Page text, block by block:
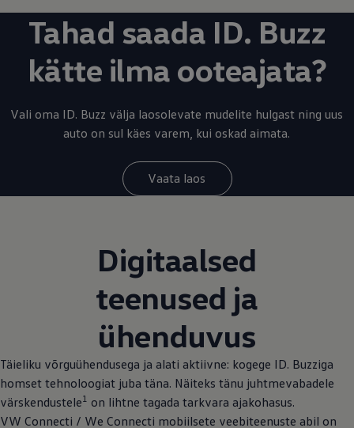
Tahad saada ID. Buzz
kätte ilma ooteajata?
Vali oma ID. Buzz välja laosolevate mudelite hulgast ning uus
auto on sul käes varem, kui oskad aimata.
Vaata laos
Digitaalsed
teenused ja
ühenduvus
Täieliku võrguühendusega ja alati aktiivne: kogege ID. Buzziga
homset tehnoloogiat juba täna. Näiteks tänu juhtmevabadele
värskendustele1 on lihtne tagada tarkvara ajakohasus.
VW Connecti / We Connecti mobiilsete veebiteenuste abil on